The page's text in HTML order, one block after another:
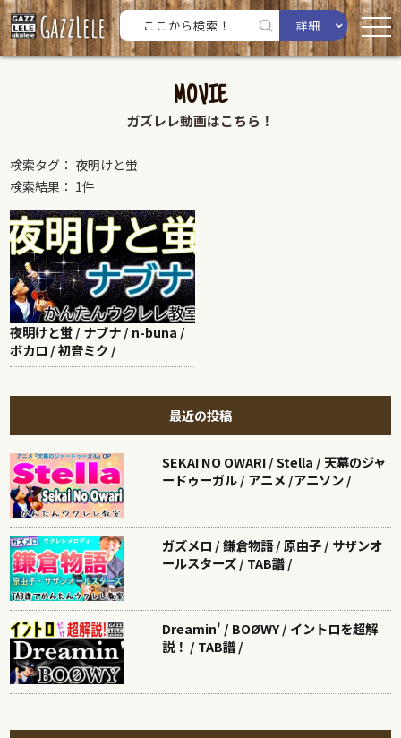
詳細
MOVIE
ガズレレ動画はこちら！
検索タグ： 夜明けと蛍
検索結果： 1件
夜明けと蛍 / ナブナ / n-buna /
ボカロ / 初音ミク /
最近の投稿
SEKAI NO OWARI / Stella / 天幕のジャ
ードゥーガル / アニメ /アニソン /
ガズメロ / 鎌倉物語 / 原由子 / サザンオ
ールスターズ / TAB譜 /
Dreamin' / BOØWY / イントロを超解
説！ / TAB譜 /